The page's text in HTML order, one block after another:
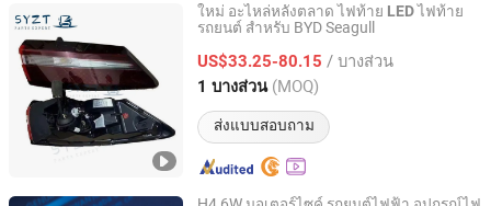
ใหม่ อะไหล่หลังตลาด ไฟท้าย LEDไฟท้าย
รถยนต์ สำหรับ BYD Seagull
US$33.25-80.15 / บางส่วน
1 บางส่วน (MOQ)
ส่งแบบสอบถาม
Shandong Syys Industrial &Commercial Co., Ltd.
Shandong, China อัตราจาก 2024